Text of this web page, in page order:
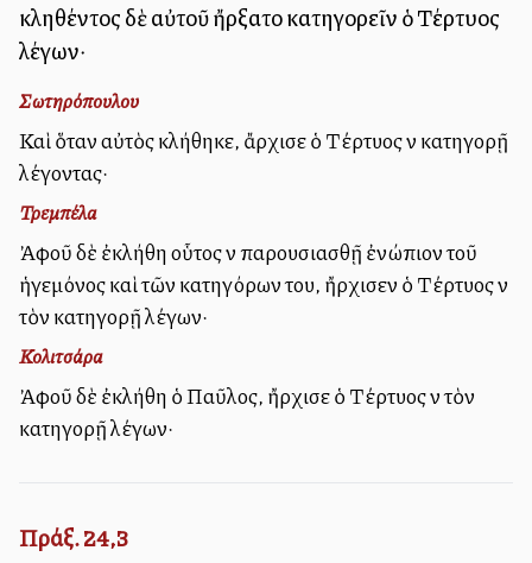
κληθέντος δὲ αὐτοῦ ἤρξατο κατηγορεῖν ὁ Τέρτυλλος
λέγων·
Σωτηρόπουλου
Καὶ ὅταν αὐτὸς κλήθηκε, ἄρχισε ὁ Τέρτυλλος νὰ κατηγορῇ
λέγοντας·
Τρεμπέλα
Ἀφοῦ δὲ ἐκλήθη οὗτος νὰ παρουσιασθῇ ἐνώπιον τοῦ
ἡγεμόνος καὶ τῶν κατηγόρων του, ἤρχισεν ὁ Τέρτυλλος νὰ
τὸν κατηγορῇ λέγων·
Κολιτσάρα
Ἀφοῦ δὲ ἐκλήθη ὁ Παῦλος, ἤρχισε ὁ Τέρτυλλος νὰ τὸν
κατηγορῇ λέγων·
Πράξ. 24,3